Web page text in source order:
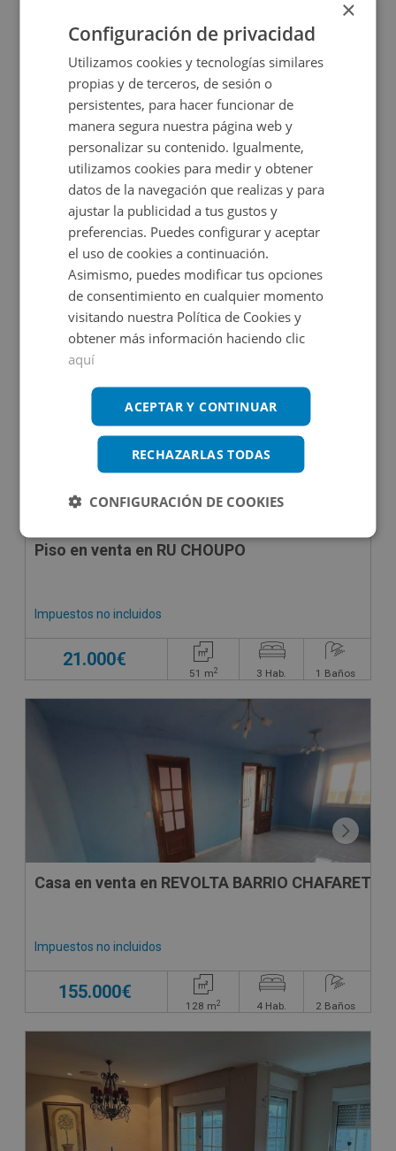
CESIÓN DE REMATE
Chalet en venta en PAZ 3, 3
Impuestos no incluidos
85.000€
123,9m2
Piso en venta en RU CHOUPO
Impuestos no incluidos
21.000€
51 m2 3 Hab. 1 Baños
Casa en venta en REVOLTA BARRIO CHAFARETA
Impuestos no incluidos
155.000€
128 m2 4 Hab. 2 Baños
×
Configuración de privacidad
Utilizamos cookies y tecnologías similares
propias y de terceros, de sesión o
persistentes, para hacer funcionar de
manera segura nuestra página web y
personalizar su contenido. Igualmente,
utilizamos cookies para medir y obtener
datos de la navegación que realizas y para
ajustar la publicidad a tus gustos y
preferencias. Puedes configurar y aceptar
el uso de cookies a continuación.
Asimismo, puedes modificar tus opciones
de consentimiento en cualquier momento
visitando nuestra Política de Cookies y
obtener más información haciendo clic
aquí
ACEPTAR Y CONTINUAR
RECHAZARLAS TODAS
CONFIGURACIÓN DE COOKIES